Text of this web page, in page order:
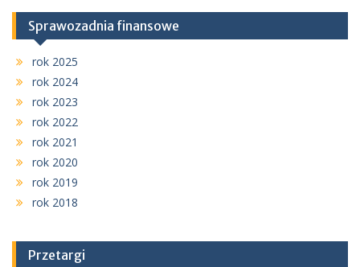
Sprawozadnia finansowe
rok 2025
rok 2024
rok 2023
rok 2022
rok 2021
rok 2020
rok 2019
rok 2018
Przetargi